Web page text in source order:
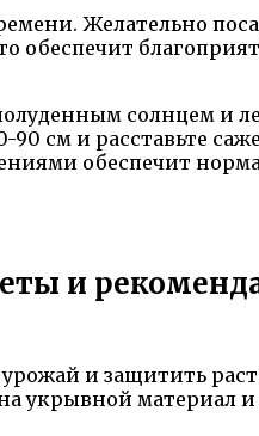
Желательно
обеспечит
солнцем и
см и расставьте
обеспечит
и
и защитить
укрывной материал